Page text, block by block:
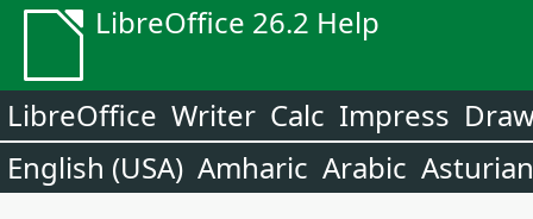
LibreOffice 26.2 Help
LibreOffice Writer Calc Impress
English (USA) Amharic Arabic Asturian